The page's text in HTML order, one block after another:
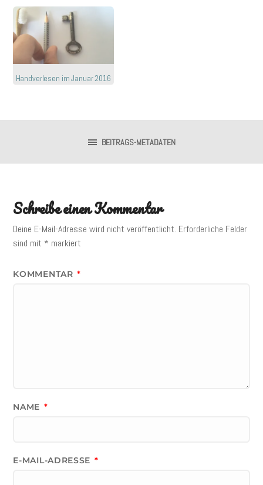
Handverlesen im Januar 2016
BEITRAGS-METADATEN
Schreibe einen Kommentar
Deine E-Mail-Adresse wird nicht veröffentlicht. Erforderliche Felder
sind mit * markiert
KOMMENTAR *
NAME *
E-MAIL-ADRESSE *